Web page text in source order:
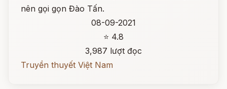
nên gọi gọn Đào Tấn.
08-09-2021
⭐ 4.8
3,987 lượt đọc
Truyền thuyết Việt Nam